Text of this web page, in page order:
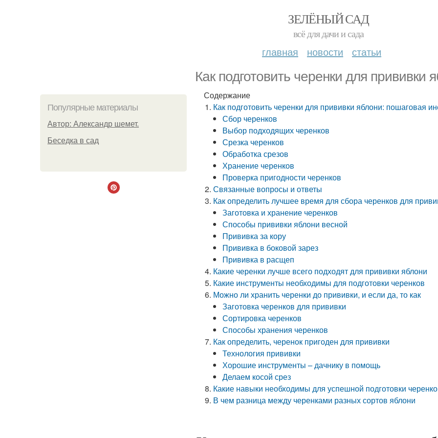
ЗЕЛЁНЫЙ САД
всё для дачи и сада
главная новости статьи
Как подготовить черенки для прививки
Популярные материалы
Автор: Александр шемет.
Беседка в сад
Содержание
Как подготовить черенки для прививки яблони: пошаговая
Сбор черенков
Выбор подходящих черенков
Срезка черенков
Обработка срезов
Хранение черенков
Проверка пригодности черенков
Связанные вопросы и ответы
Как определить лучшее время для сбора черенков для
Заготовка и хранение черенков
Способы прививки яблони весной
Прививка за кору
Прививка в боковой зарез
Прививка в расщеп
Какие черенки лучше всего подходят для прививки яблони
Какие инструменты необходимы для подготовки черенков
Можно ли хранить черенки до прививки, и если да, то как
Заготовка черенков для прививки
Сортировка черенков
Способы хранения черенков
Как определить, черенок пригоден для прививки
Технология прививки
Хорошие инструменты – дачнику в помощь
Делаем косой срез
Какие навыки необходимы для успешной подготовки
В чем разница между черенками разных сортов яблони